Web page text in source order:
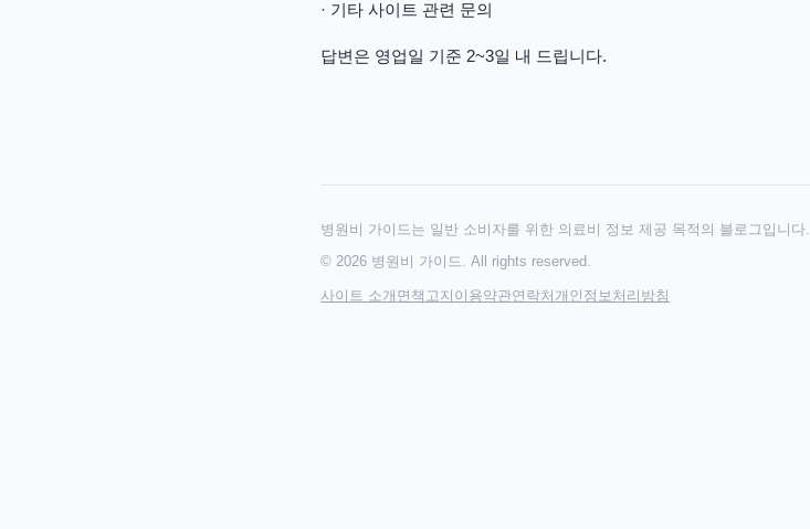
· 기타 사이트 관련 문의
답변은 영업일 기준 2~3일 내 드립니다.
병원비 가이드는 일반 소비자를 위한 의료비 정보 제공 목적의 블로그입니다.
© 2026 병원비 가이드. All rights reserved.
사이트 소개 면책고지 이용약관연락처 개인정보처리방침